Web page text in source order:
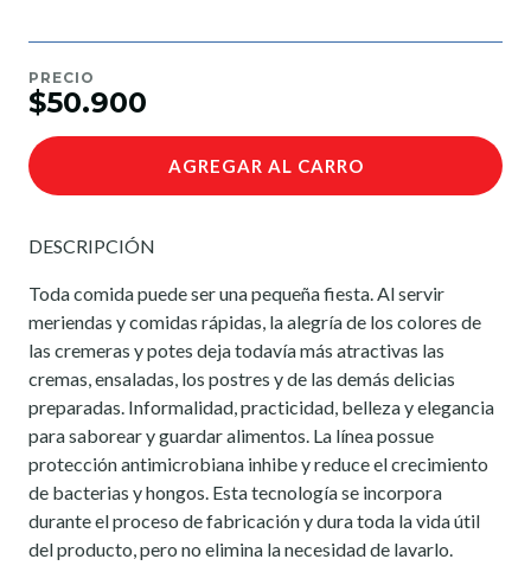
PRECIO
$50.900
AGREGAR AL CARRO
DESCRIPCIÓN
Toda comida puede ser una pequeña fiesta. Al servir
meriendas y comidas rápidas, la alegría de los colores de
las cremeras y potes deja todavía más atractivas las
cremas, ensaladas, los postres y de las demás delicias
preparadas. Informalidad, practicidad, belleza y elegancia
para saborear y guardar alimentos. La línea possue
protección antimicrobiana inhibe y reduce el crecimiento
de bacterias y hongos. Esta tecnología se incorpora
durante el proceso de fabricación y dura toda la vida útil
del producto, pero no elimina la necesidad de lavarlo.